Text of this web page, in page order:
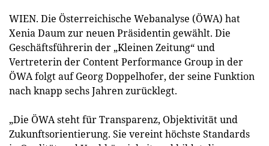
WIEN. Die Österreichische Webanalyse (ÖWA) hat
Xenia Daum zur neuen Präsidentin gewählt. Die
Geschäftsführerin der „Kleinen Zeitung“ und
Vertreterin der Content Performance Group in der
ÖWA folgt auf Georg Doppelhofer, der seine Funktion
nach knapp sechs Jahren zurücklegt.
„Die ÖWA steht für Transparenz, Objektivität und
Zukunftsorientierung. Sie vereint höchste Standards